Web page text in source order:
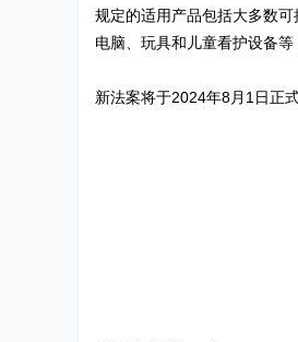
规定的适用产品包括大多数
电脑、玩具和儿童看护设备
新法案将于2024年8月1日正